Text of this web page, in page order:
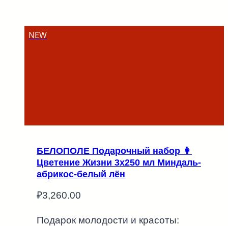
NEW
БЕЛОПОЛЕ Подарочный набор 👩
Цветение Жизни 3х250 мл Миндаль-
абрикос-белый лён
₽3,260.00
Подарок молодости и красоты: